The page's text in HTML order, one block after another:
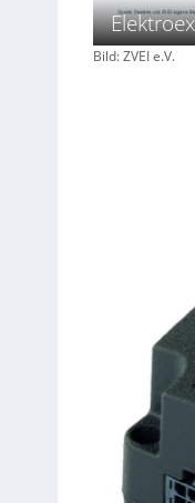
Bild: ZVEI e.V.